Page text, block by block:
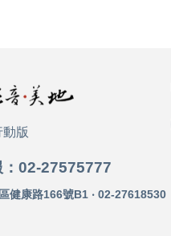
動版
02-27575777
健康路166號B1 ‧ 02-27618530